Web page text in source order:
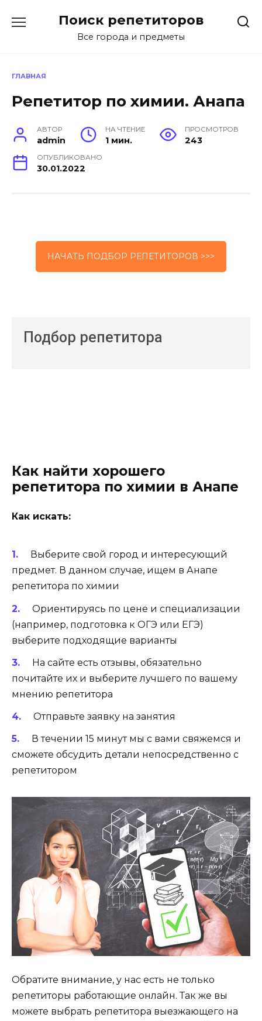
Поиск репетиторов
Все города и предметы
ГЛАВНАЯ
Репетитор по химии. Анапа
АВТОР
admin
НА ЧТЕНИЕ
1 мин.
ПРОСМОТРОВ
243
ОПУБЛИКОВАНО
30.01.2022
НАЧАТЬ ПОДБОР РЕПЕТИТОРОВ >>>
Подбор репетитора
Как найти хорошего
репетитора по химии в Анапе
Как искать:
Выберите свой город и интересующий
предмет. В данном случае, ищем в Анапе
репетитора по химии
Ориентируясь по цене и специализации
(например, подготовка к ОГЭ или ЕГЭ)
выберите подходящие варианты
На сайте есть отзывы, обязательно
почитайте их и выберите лучшего по вашему
мнению репетитора
Отправьте заявку на занятия
В течении 15 минут мы с вами свяжемся и
сможете обсудить детали непосредственно с
репетитором
Обратите внимание, у нас есть не только
репетиторы работающие онлайн. Так же вы
можете выбрать репетитора выезжающего на